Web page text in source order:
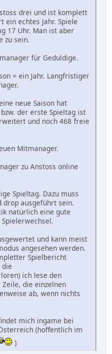
drei und ist komplett
ein echtes Jahr. Spiele
17 Uhr. Man ist aber
zu sein.
für Geduldige.
= ein Jahr. Langfristiger
neue Saison hat
der erste Spieltag ist
und noch 468 freie
Mitmanager.
zu Anstoss online
Spieltag. Dazu muss
drop ausgeführt sein.
natürlich eine gute
und kann meist
angesehen werden.
Spielbericht
die
ich lese den
die einzelnen
ab, wenn nichts
mich ingame bei
(hoffentlich im
)